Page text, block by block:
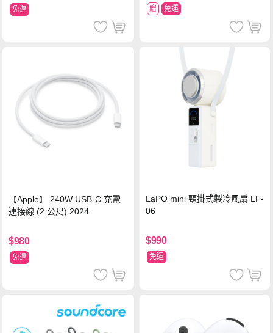
免運 贈 免運
【Apple】 240W USB-C 充電
連接線 (2 公尺) 2024
$980
免運
LaPO mini 頸掛式製冷風扇 LF-
06
$990
免運